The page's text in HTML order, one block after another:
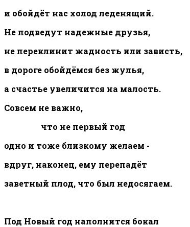
и обойдёт нас холод леденящий.
Не подведут надежные друзья,
не переклинит жадность или зависть,
в дороге обойдёмся без жулья,
а счастье увеличится на малость.
Совсем не важно,
что не первый год
одно и тоже близкому желаем -
вдруг, наконец, ему перепадёт
заветный плод, что был недосягаем.
Под Новый год наполнится бокал